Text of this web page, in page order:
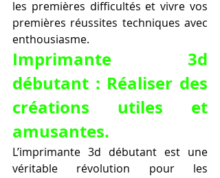
les premières difficultés et vivre vos
premières réussites techniques avec
enthousiasme.
Imprimante 3d
débutant : Réaliser des
créations utiles et
amusantes.
L’imprimante 3d débutant est une
véritable révolution pour les